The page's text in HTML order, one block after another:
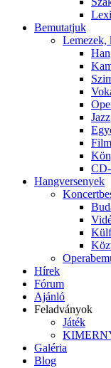
Bemutatjuk
Lemezek,
Jazz
Hangversenyek
Hírek
Fórum
Ajánló
Feladványok
Játék
Galéria
Blog